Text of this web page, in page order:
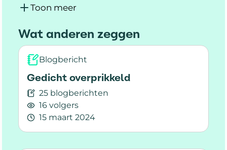
maken. Zoals geloof of een hobby. Hoe
zingeving waar je je goed bij voelt?
Toon meer
Wat anderen zeggen
Blogbericht
Gedicht overprikkeld
25 blogberichten
16 volgers
15 maart 2024
Lees meer over Gedicht overprikkeld